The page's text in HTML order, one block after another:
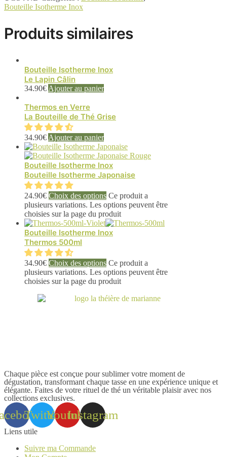
Bouteille Isotherme Inox
Produits similaires
Bouteille Isotherme Inox
Le Lapin Câlin
34.90€ Ajouter au panier
Thermos en Verre
La Bouteille de Thé Grise
34.90€ Ajouter au panier
Bouteille Isotherme Inox
Bouteille Isotherme Japonaise
24.90€ Choix des options Ce produit a
plusieurs variations. Les options peuvent être
choisies sur la page du produit
Bouteille Isotherme Inox
Thermos 500ml
34.90€ Choix des options Ce produit a
plusieurs variations. Les options peuvent être
choisies sur la page du produit
Chaque pièce est conçue pour sublimer votre moment de
dégustation, transformant chaque tasse en une expérience unique et
élégante. Faites de votre rituel de thé un véritable plaisir avec nos
collections exclusives.
TwitterYoutubeInstagram
Liens utile
Suivre ma Commande